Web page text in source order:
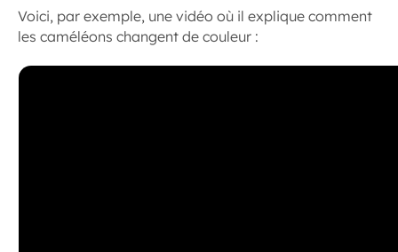
Voici, par exemple, une vidéo où il explique comment
les caméléons changent de couleur :